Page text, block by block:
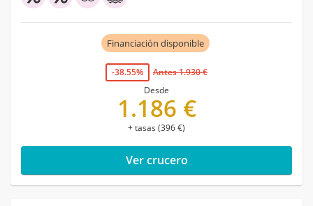
Financiación disponible
-38.55%
Antes 1.930 €
Desde
1.186 €
+ tasas (396 €)
Ver crucero